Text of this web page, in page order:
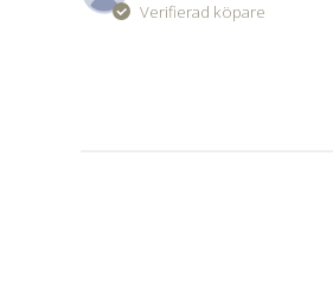
Verifierad köpare